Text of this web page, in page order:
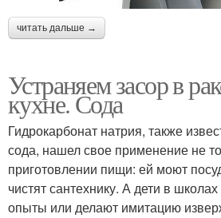
читать дальше →
Устраняем засор в
кухне. Сода
Гидрокарбонат натрия, также
сода, нашел свое применение не
приготовлении пищи: ей моют
чистят сантехнику. А дети в
опыты или делают имитацию